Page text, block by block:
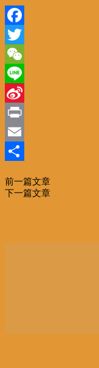
Facebook
Twitter
WeChat
Line
Sina
Weibo
Print
Email
享
前一篇文章
下一篇文章